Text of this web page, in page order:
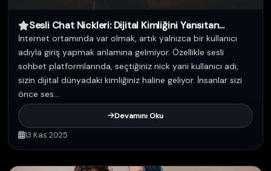
Sesli Chat Nickleri: Dijital Kimliğini Yansıtan...
İnternet ortamında var olmak, artık yalnızca bir kullanıcı
adıyla giriş yapmak anlamına gelmiyor. Özellikle sesli
sohbet platformlarında, seçtiğiniz nick yani kullanıcı adı,
sizin dijital dünyadaki kimliğiniz haline geliyor. İnsanlar sizi
önce ses...
Devamını Oku
13 Kas 2025